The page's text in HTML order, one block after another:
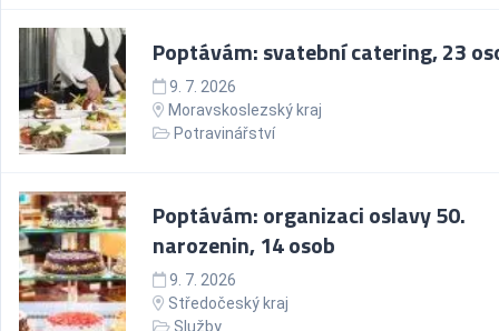
Poptávám: svatební catering, 23
9. 7. 2026
Moravskoslezský kraj
Potravinářství
Poptávám: organizaci oslavy 50.
narozenin, 14 osob
9. 7. 2026
Středočeský kraj
Služby